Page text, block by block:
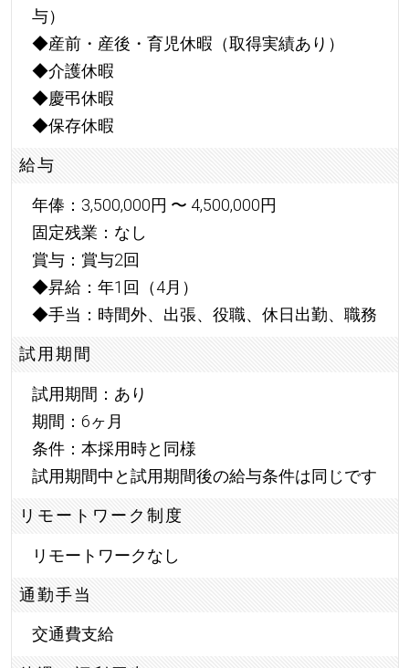
与）
◆産前・産後・育児休暇（取得実績あり）
◆介護休暇
◆慶弔休暇
◆保存休暇
給与
年俸：3,500,000円 〜 4,500,000円
固定残業：なし
賞与：賞与2回
◆昇給：年1回（4月）
◆手当：時間外、出張、役職、休日出勤、職務
試用期間
試用期間：あり
期間：6ヶ月
条件：本採用時と同様
試用期間中と試用期間後の給与条件は同じです
リモートワーク制度
リモートワークなし
通勤手当
交通費支給